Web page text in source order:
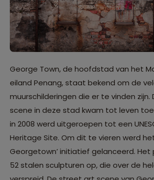
George Town, de hoofdstad van het
eiland Penang, staat bekend om de
muurschilderingen die er te vinden
scene in deze stad kwam tot leven
in 2008 werd uitgeroepen tot een
Heritage Site. Om dit te vieren werd het
Georgetown’ initiatief gelanceerd.
52 stalen sculpturen op, die over de